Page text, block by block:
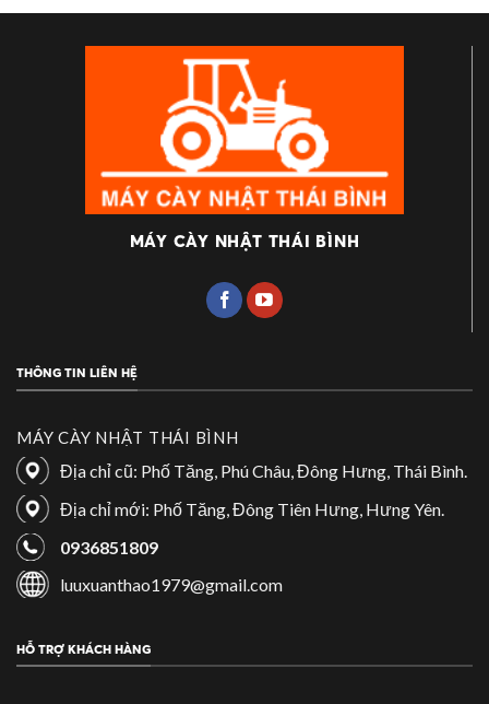
MÁY CÀY NHẬT THÁI BÌNH
THÔNG TIN LIÊN HỆ
MÁY CÀY NHẬT THÁI BÌNH
Địa chỉ cũ: Phố Tăng, Phú Châu, Đông Hưng, Thái Bình.
Địa chỉ mới: Phố Tăng, Đông Tiên Hưng, Hưng Yên.
0936851809
luuxuanthao1979@gmail.com
HỖ TRỢ KHÁCH HÀNG